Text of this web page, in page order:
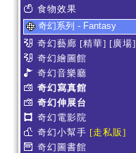
食物效果
奇幻系列 - Fantasy
奇幻藝廊 [精華] [廣場]
奇幻繪圖館
奇幻音樂廳
奇幻寫真館
奇幻伸展台
奇幻電影院
奇幻小幫手 [走私販]
奇幻圖書館